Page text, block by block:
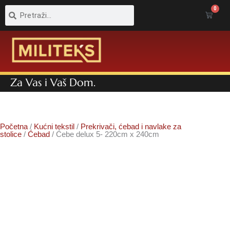
Pretraga 0
Cart
Za Vas i Vaš Dom.
Početna / Kućni tekstil / Prekrivači, ćebad i navlake za
stolice / Ćebad / Ćebe delux 5- 220cm x 240cm